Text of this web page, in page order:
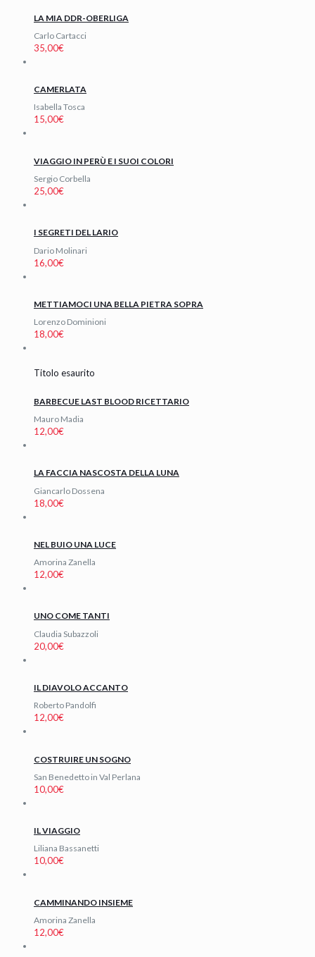
LA MIA DDR-OBERLIGA
Carlo Cartacci
35,00€
CAMERLATA
Isabella Tosca
15,00€
VIAGGIO IN PERÙ E I SUOI COLORI
Sergio Corbella
25,00€
I SEGRETI DEL LARIO
Dario Molinari
16,00€
METTIAMOCI UNA BELLA PIETRA SOPRA
Lorenzo Dominioni
18,00€
Titolo esaurito
BARBECUE LAST BLOOD RICETTARIO
Mauro Madia
12,00€
LA FACCIA NASCOSTA DELLA LUNA
Giancarlo Dossena
18,00€
NEL BUIO UNA LUCE
Amorina Zanella
12,00€
UNO COME TANTI
Claudia Subazzoli
20,00€
IL DIAVOLO ACCANTO
Roberto Pandolfi
12,00€
COSTRUIRE UN SOGNO
San Benedetto in Val Perlana
10,00€
IL VIAGGIO
Liliana Bassanetti
10,00€
CAMMINANDO INSIEME
Amorina Zanella
12,00€